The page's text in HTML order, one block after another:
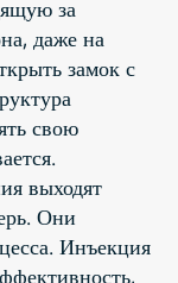
за
даже на
замок с
свою
выходят
Они
Инъекция